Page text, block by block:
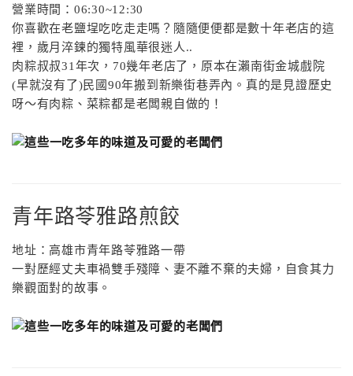
營業時間： 06:30~12:30
你喜歡在老鹽埕吃吃走走嗎？隨隨便便都是數十年老店的這
裡，歲月淬鍊的獨特風華很迷人 ..
肉粽叔叔31 年次， 70幾年老店了，原本在瀨南街金城戲院
(早就沒有了)民國 90年搬到新樂街巷弄內。真的是見證歷史
呀～有肉粽、菜粽都是老闆親自做的！
青年路苓雅路煎餃
地址：高雄市青年路苓雅路一帶
一對歷經丈夫車禍雙手殘障、妻不離不棄的夫婦，自食其力
樂觀面對的故事。